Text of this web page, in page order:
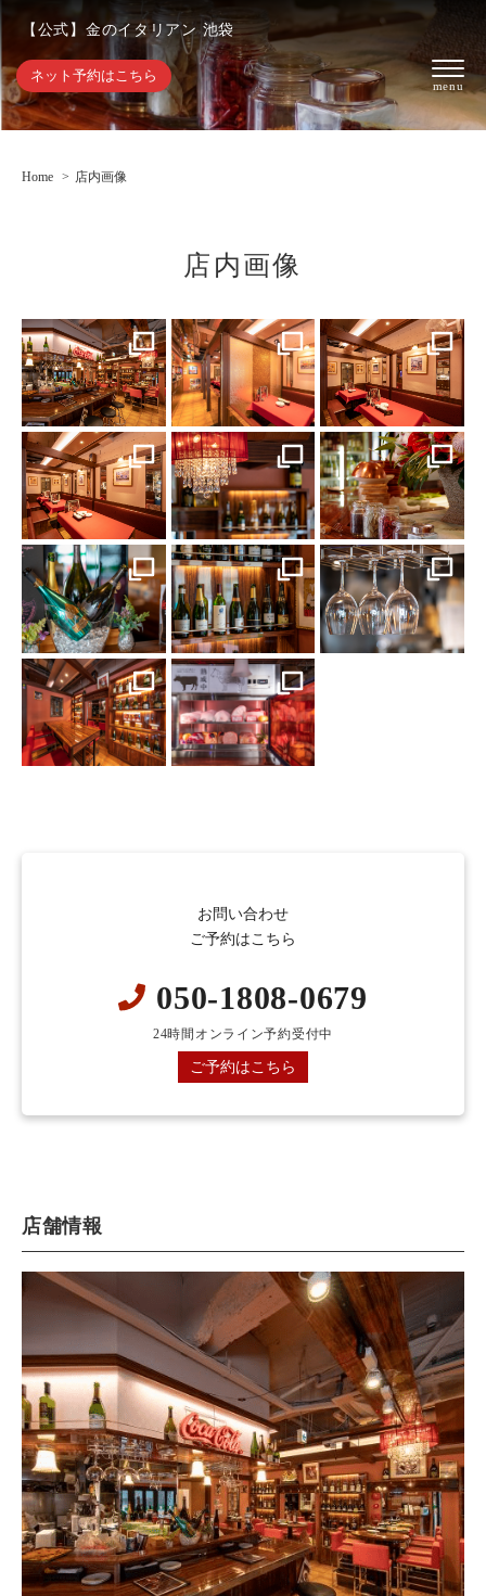
【公式】金のイタリアン 池袋
ネット予約はこちら
Home 店内画像
店内画像
お問い合わせ
ご予約はこちら
050-1808-0679
24時間オンライン予約受付中
ご予約はこちら
店舗情報